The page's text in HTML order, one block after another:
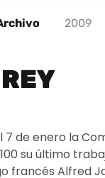
2009
7 de enero la
su último
francés Alfred